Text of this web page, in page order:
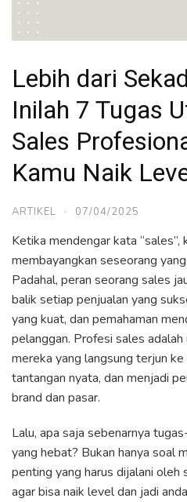
Lebih dari
Inilah 7 Tugas
Sales
Kamu Naik
ARTIKEL · 07/04/2025
Ketika mendengar kata
membayangkan seseorang
Padahal, peran seorang sales
balik setiap penjualan yang
yang kuat, dan pemahaman
pelanggan. Profesi sales
mereka yang langsung terjun
tantangan nyata, dan menjadi
brand dan pasar.
Lalu, apa saja sebenarnya
yang hebat? Bukan hanya soal
penting yang harus dijalani
agar bisa naik level dan jadi